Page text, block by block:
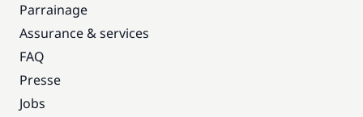
Parrainage
Assurance & services
FAQ
Presse
Jobs